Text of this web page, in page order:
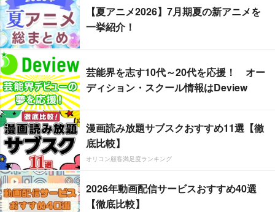
【夏アニメ2026】7月期夏の新アニメを
一挙紹介！
芸能界を志す10代～20代を応援！ オー
ディション・スクール情報はDeview
漫画読み放題サブスクおすすめ11選【徹
底比較】
オリコン顧客満足度ランキング
2026年動画配信サービスおすすめ40選
【徹底比較】